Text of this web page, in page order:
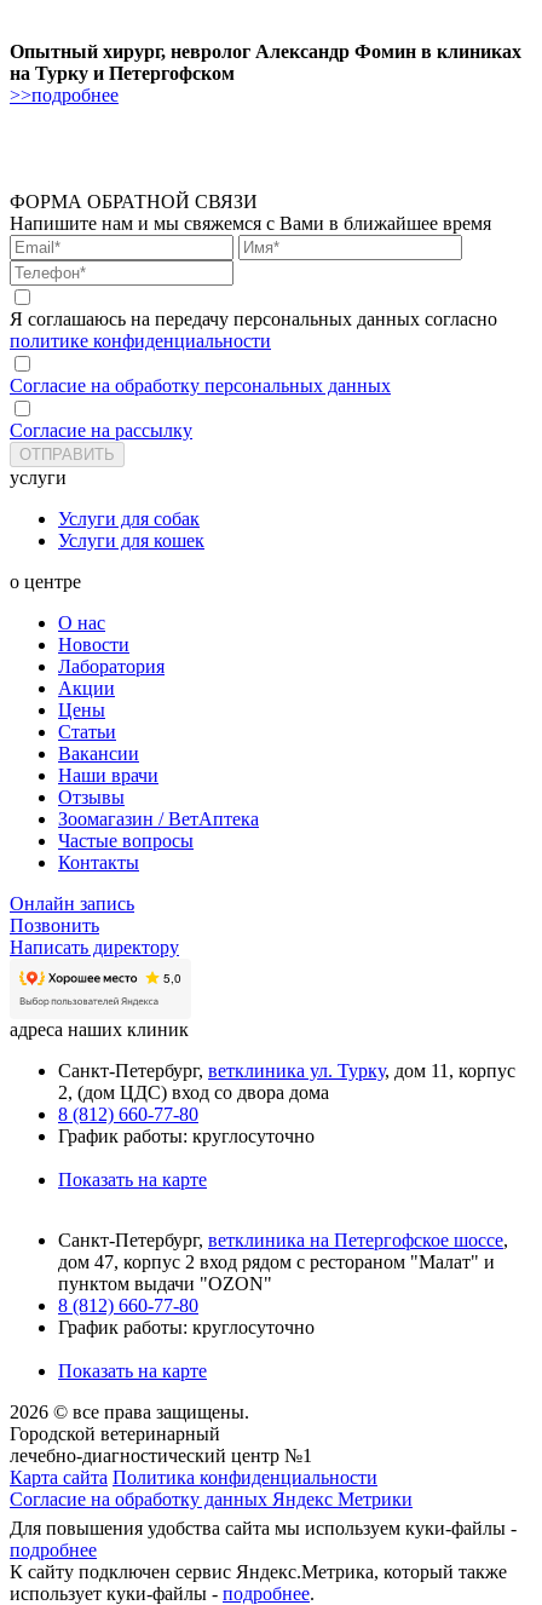
Опытный хирург, невролог Александр Фомин в клиниках
на Турку и Петергофском
>>подробнее
ФОРМА ОБРАТНОЙ СВЯЗИ
Напишите нам и мы свяжемся с Вами в ближайшее время
Я соглашаюсь на передачу персональных данных согласно
политике конфиденциальности
Согласие на обработку персональных данных
Согласие на рассылку
услуги
Услуги для собак
Услуги для кошек
о центре
О нас
Новости
Лаборатория
Акции
Цены
Статьи
Вакансии
Наши врачи
Отзывы
Зоомагазин / ВетАптека
Частые вопросы
Контакты
Онлайн запись
Позвонить
Написать директору
адреса наших клиник
Санкт-Петербург, ветклиника ул. Турку, дом 11, корпус
2, (дом ЦДС) вход со двора дома
8 (812) 660-77-80
График работы: круглосуточно
Показать на карте
Санкт-Петербург, ветклиника на Петергофское шоссе,
дом 47, корпус 2 вход рядом с рестораном "Малат" и
пунктом выдачи "OZON"
8 (812) 660-77-80
График работы: круглосуточно
Показать на карте
2026 © все права защищены.
Городской ветеринарный
лечебно-диагностический центр №1
Карта сайта Политика конфиденциальности
Согласие на обработку данных Яндекс Метрики
Для повышения удобства сайта мы используем куки-файлы -
подробнее
К сайту подключен сервис Яндекс.Метрика, который также
использует куки-файлы - подробнее.